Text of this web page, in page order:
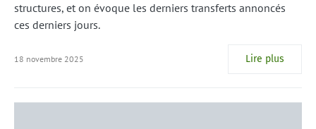
structures, et on évoque les derniers transferts annoncés
ces derniers jours.
18 novembre 2025 Lire plus